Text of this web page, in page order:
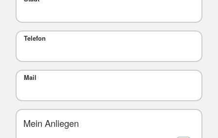
Telefon
Mail
Mein Anliegen